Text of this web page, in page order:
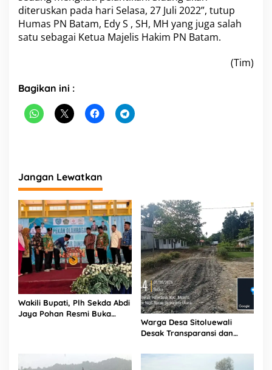
diteruskan pada hari Selasa, 27 Juli 2022”, tutup
Humas PN Batam, Edy S , SH, MH yang juga salah
satu sebagai Ketua Majelis Hakim PN Batam.
(Tim)
Bagikan ini :
Jangan Lewatkan
Wakili Bupati, Plh Sekda Abdi
Jaya Pohan Resmi Buka
Warga Desa Sitoluewali
Desak Transparansi dan
Jalan, Diduga Minim